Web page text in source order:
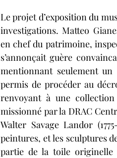
Le projet d’exposition du
investigations. Matteo
en chef du patrimoine,
s’annonçait guère
mentionnant seulement
permis de procéder au
renvoyant à une
missionné par la DRAC
Walter Savage Landor
peintures, et les sculptures
partie de la toile originelle